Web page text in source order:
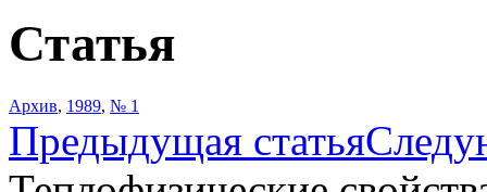
Статья
Архив, 1989, № 1
Предыдущая статья